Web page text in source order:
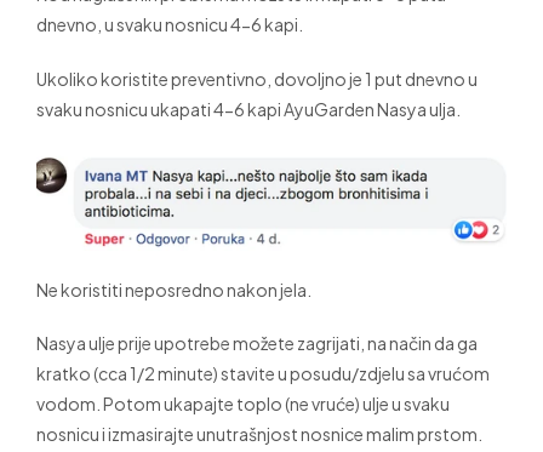
dnevno, u svaku nosnicu 4-6 kapi.
Ukoliko koristite preventivno, dovoljno je 1 put dnevno u
svaku nosnicu ukapati 4-6 kapi AyuGarden Nasya ulja.
Ne koristiti neposredno nakon jela.
Nasya ulje prije upotrebe možete zagrijati, na način da ga
kratko (cca 1/2 minute) stavite u posudu/zdjelu sa vrućom
vodom. Potom ukapajte toplo (ne vruće) ulje u svaku
nosnicu i izmasirajte unutrašnjost nosnice malim prstom.